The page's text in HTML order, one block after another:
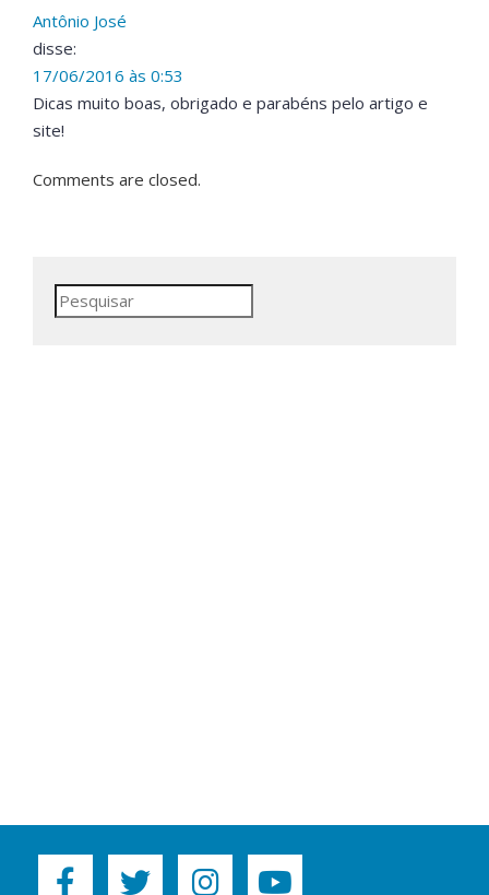
Antônio José
disse:
17/06/2016 às 0:53
Dicas muito boas, obrigado e parabéns pelo artigo e
site!
Comments are closed.
Pesquisar